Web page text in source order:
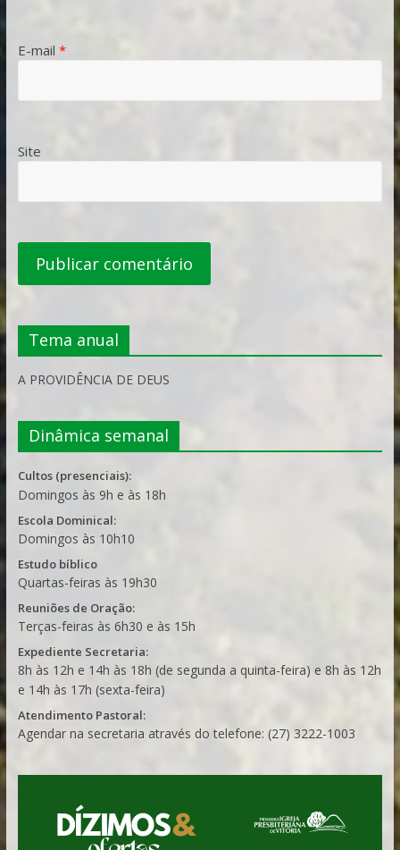
E-mail *
Site
Tema anual
A PROVIDÊNCIA DE DEUS
Dinâmica semanal
Cultos (presenciais):
Domingos às 9h e às 18h
Escola Dominical:
Domingos às 10h10
Estudo bíblico
Quartas-feiras às 19h30
Reuniões de Oração:
Terças-feiras às 6h30 e às 15h
Expediente Secretaria:
8h às 12h e 14h às 18h (de segunda a quinta-feira) e 8h às 12h
e 14h às 17h (sexta-feira)
Atendimento Pastoral:
Agendar na secretaria através do telefone: (27) 3222-1003